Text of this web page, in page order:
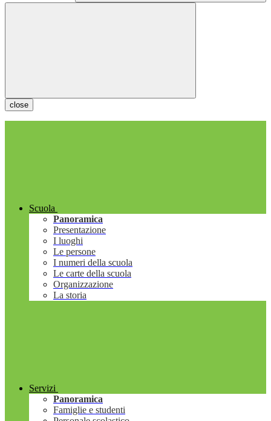
close
Scuola
Panoramica
Presentazione
I luoghi
Le persone
I numeri della scuola
Le carte della scuola
Organizzazione
La storia
Servizi
Panoramica
Famiglie e studenti